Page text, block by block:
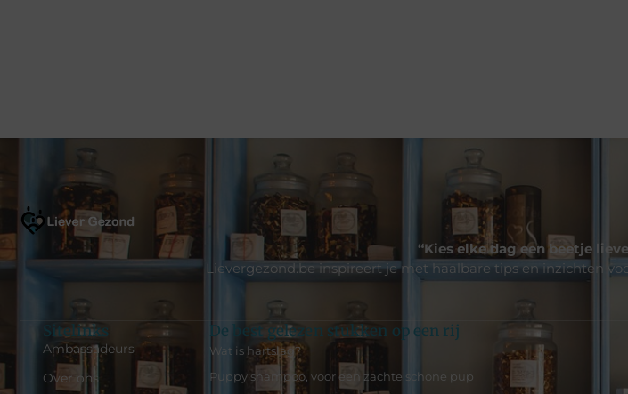
“Kies elke dag een beetje
Lievergezond.be inspireert je met haalbare tips en inzichten
Sitelinks
Ambassadeurs
Over ons
De best gelezen stukken op een rij
Wat is hartslag?
Puppy shampoo, voor een zachte schone pup